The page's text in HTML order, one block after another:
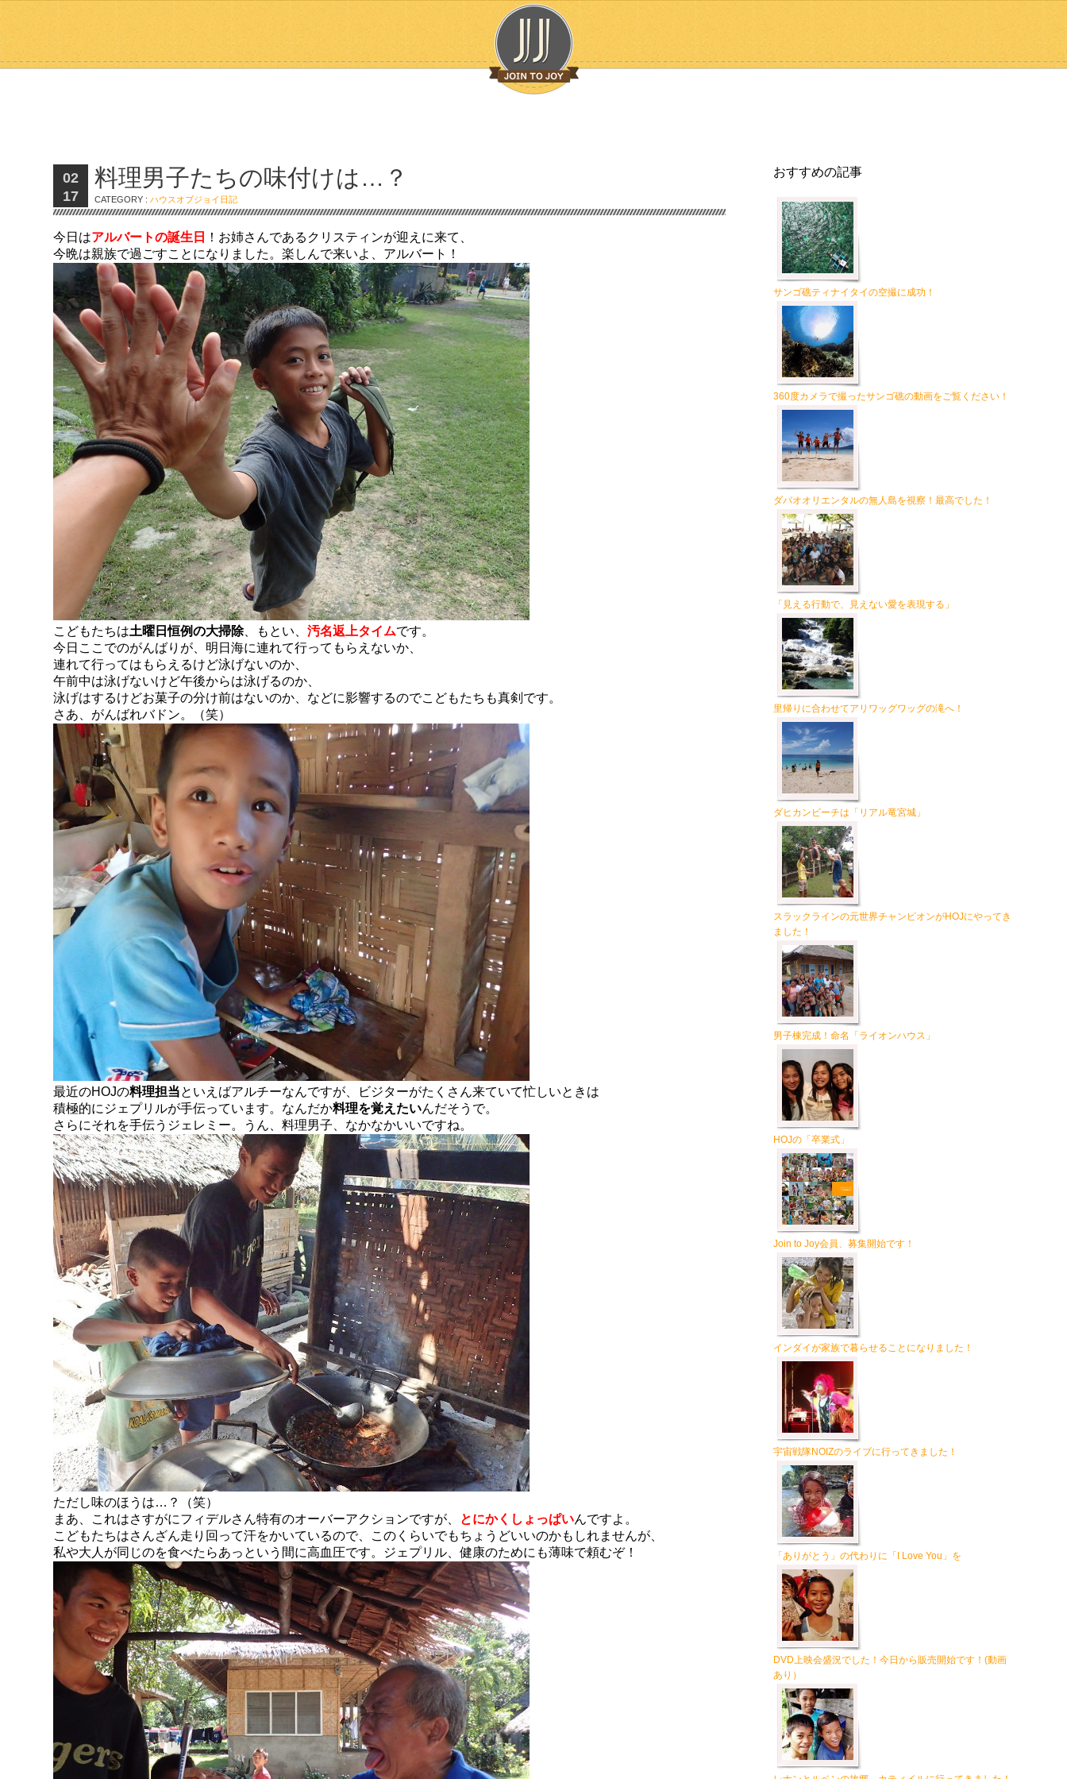
02
17
料理男子たちの味付けは…？
CATEGORY :ハウスオブジョイ日記
今日はアルバートの誕生日
！お姉さんであるクリスティンが迎えに来て、
今晩は親族で過ごすことになりました。楽しんで来いよ、アルバート！
こどもたちは土曜日恒例の大掃除、もとい、汚名返上タイムです。
今日ここでのがんばりが、明日海に連れて行ってもらえないか、
連れて行ってはもらえるけど泳げないのか、
午前中は泳げないけど午後からは泳げるのか、
泳げはするけどお菓子の分け前はないのか、などに影響するのでこどもたちも真剣です。
さあ、がんばれバドン。（笑）
最近のHOJの料理担当といえばアルチーなんですが、ビジターがたくさん来ていて忙しいときは
積極的にジェプリルが手伝っています。なんだか料理を覚えたいんだそうで。
さらにそれを手伝うジェレミー。うん、料理男子、なかなかいいですね。
ただし味のほうは…？（笑）
まあ、これはさすがにフィデルさん特有のオーバーアクションですが、
とにかくしょっぱいんですよ。
こどもたちはさんざん走り回って汗をかいているので、このくらいでもちょうどいいのかもしれませんが、
私や大人が同じのを食べたらあっという間に高血圧です。ジェプリル、健康のためにも薄味で頼むぞ！
おすすめの記事
サンゴ礁ティナイタイの空撮に成功！
360度カメラで撮ったサンゴ礁の動画をご覧ください！
ダバオオリエンタルの無人島を視察！最高でした！
「見える行動で、見えない愛を表現する」
里帰りに合わせてアリワッグワッグの滝へ！
ダヒカンビーチは「リアル竜宮城」
スラックラインの元世界チャンピオンがHOJにやってき
ました！
男子棟完成！命名「ライオンハウス」
HOJの「卒業式」
Join to Joy会員、募集開始です！
インダイが家族で暮らせることになりました！
宇宙戦隊NOIZのライブに行ってきました！
「ありがとう」の代わりに「I Love You」を
DVD上映会盛況でした！今日から販売開始です！(動画
あり）